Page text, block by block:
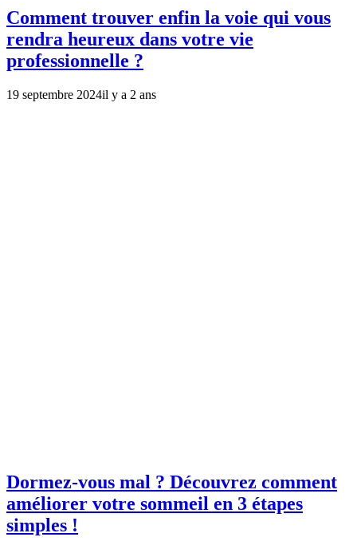
Comment trouver enfin la voie qui vous
rendra heureux dans votre vie
professionnelle ?
19 septembre 2024il y a 2 ans
Dormez-vous mal ? Découvrez comment
améliorer votre sommeil en 3 étapes
simples !